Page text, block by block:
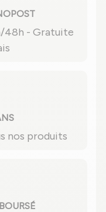
48h - Gratuite
nos produits